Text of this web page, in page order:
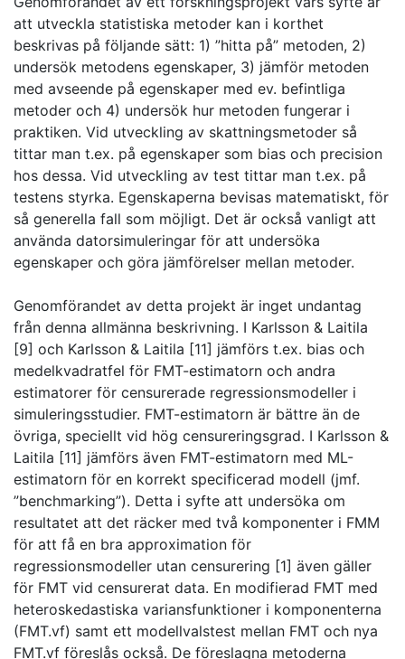
att utveckla statistiska metoder kan i korthet
beskrivas på följande sätt: 1) ”hitta på” metoden, 2)
undersök metodens egenskaper, 3) jämför metoden
med avseende på egenskaper med ev. befintliga
metoder och 4) undersök hur metoden fungerar i
praktiken. Vid utveckling av skattningsmetoder så
tittar man t.ex. på egenskaper som bias och precision
hos dessa. Vid utveckling av test tittar man t.ex. på
testens styrka. Egenskaperna bevisas matematiskt, för
så generella fall som möjligt. Det är också vanligt att
använda datorsimuleringar för att undersöka
egenskaper och göra jämförelser mellan metoder.
Genomförandet av detta projekt är inget undantag
från denna allmänna beskrivning. I Karlsson & Laitila
[9] och Karlsson & Laitila [11] jämförs t.ex. bias och
medelkvadratfel för FMT-estimatorn och andra
estimatorer för censurerade regressionsmodeller i
simuleringsstudier. FMT-estimatorn är bättre än de
övriga, speciellt vid hög censureringsgrad. I Karlsson &
Laitila [11] jämförs även FMT-estimatorn med ML-
estimatorn för en korrekt specificerad modell (jmf.
”benchmarking”). Detta i syfte att undersöka om
resultatet att det räcker med två komponenter i FMM
för att få en bra approximation för
regressionsmodeller utan censurering [1] även gäller
för FMT vid censurerat data. En modifierad FMT med
heteroskedastiska variansfunktioner i komponenterna
(FMT.vf) samt ett modellvalstest mellan FMT och nya
FMT.vf föreslås också. De föreslagna metoderna